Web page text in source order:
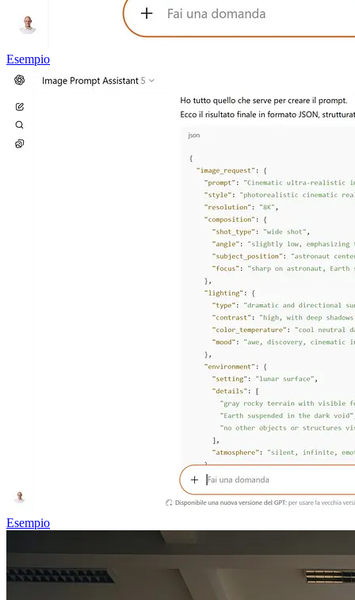
Esempio
Esempio